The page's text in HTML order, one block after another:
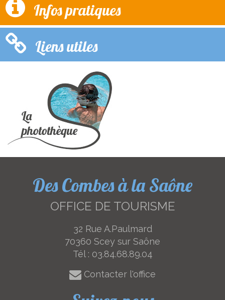
Infos pratiques
Liens utiles
Des Combes à la Saône
OFFICE DE TOURISME
32 Rue A.Paulmard
70360 Scey sur Saône
Tél : 03.84.68.89.04
Contacter l'office